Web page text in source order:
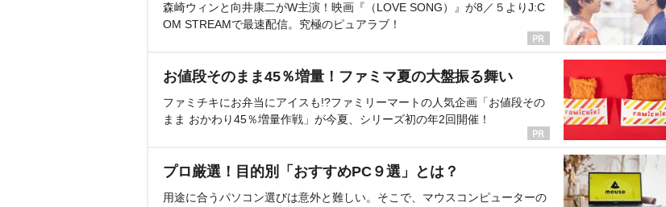
森崎ウィンと向井康二がW主演！映画『（LOVE SONG）』が8／５よりJ:C
OM STREAMで最速配信。究極のピュアラブ！
お値段そのまま45％増量！ファミマ夏の大盤振る舞い
ファミチキにお弁当にアイスも!?ファミリーマートの人気企画「お値段その
まま おかわり45％増量作戦」が今夏、シリーズ初の年2回開催！
プロ厳選！目的別「おすすめPC９選」とは？
用途に合うパソコン選びは意外と難しい。そこで、マウスコンピューターの